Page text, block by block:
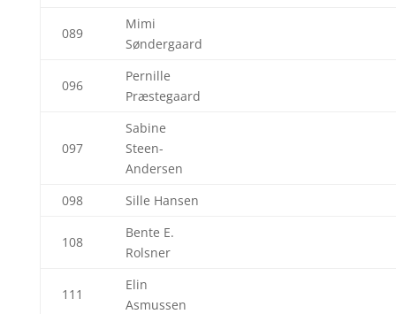
089
Mimi
Søndergaard
096
Pernille
Præstegaard
097
Sabine
Steen-
Andersen
098
Sille Hansen
108
Bente E.
Rolsner
111
Elin
Asmussen